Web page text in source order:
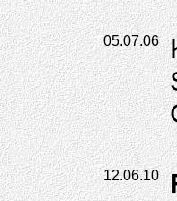
05.07.06
12.06.10